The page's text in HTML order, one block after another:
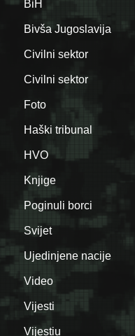
BiH
Bivša Jugoslavija
Civilni sektor
Civilni sektor
Foto
Haški tribunal
HVO
Knjige
Poginuli borci
Svijet
Ujedinjene nacije
Video
Vijesti
Vijestiu